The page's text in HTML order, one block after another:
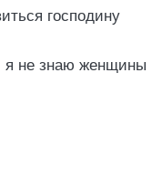
господину
я не знаю женщины